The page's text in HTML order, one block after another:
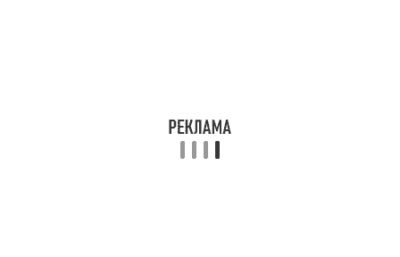
Комбинационная крыша